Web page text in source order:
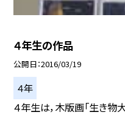
４年生の作品
公開日 2016/03/19
４年
４年生は，木版画「生き物